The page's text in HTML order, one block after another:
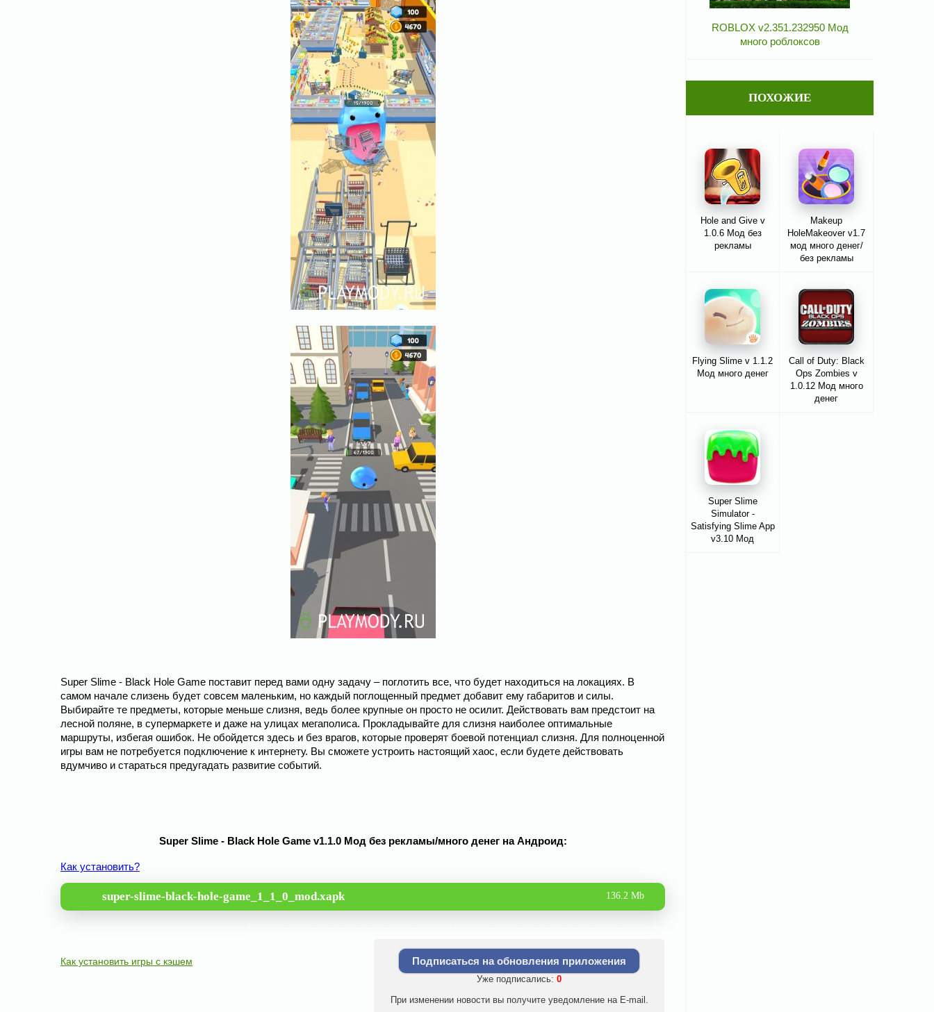
Super Slime - Black Hole Game поставит перед вами одну задачу – поглотить все, что будет находиться на локациях. В
самом начале слизень будет совсем маленьким, но каждый поглощенный предмет добавит ему габаритов и силы.
Выбирайте те предметы, которые меньше слизня, ведь более крупные он просто не осилит. Действовать вам предстоит на
лесной поляне, в супермаркете и даже на улицах мегаполиса. Прокладывайте для слизня наиболее оптимальные
маршруты, избегая ошибок. Не обойдется здесь и без врагов, которые проверят боевой потенциал слизня. Для полноценной
игры вам не потребуется подключение к интернету. Вы сможете устроить настоящий хаос, если будете действовать
вдумчиво и стараться предугадать развитие событий.
Super Slime - Black Hole Game v1.1.0 Мод без рекламы/много денег на Андроид:
Как установить?
super-slime-black-hole-game_1_1_0_mod.xapk 136.2 Mb
Как установить игры с кэшем Подписаться на обновления приложения
Уже подписались: 0
При изменении новости вы получите уведомление на E-mail.
ROBLOX v2.351.232950 Мод
много роблоксов
ПОХОЖИЕ
Hole and Give v
1.0.6 Мод без
рекламы
Makeup
HoleMakeover v1.7
мод много денег/
без рекламы
Flying Slime v 1.1.2
Мод много денег
Call of Duty: Black
Ops Zombies v
1.0.12 Мод много
денег
Super Slime
Simulator -
Satisfying Slime App
v3.10 Мод